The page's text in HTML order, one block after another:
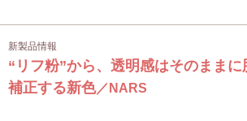
新製品情報
“リフ粉”から、透明感はそのまま
補正する新色／NARS